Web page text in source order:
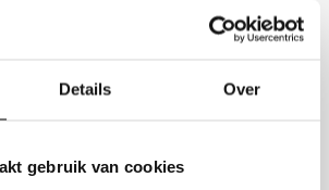
Details Over
gebruik van cookies